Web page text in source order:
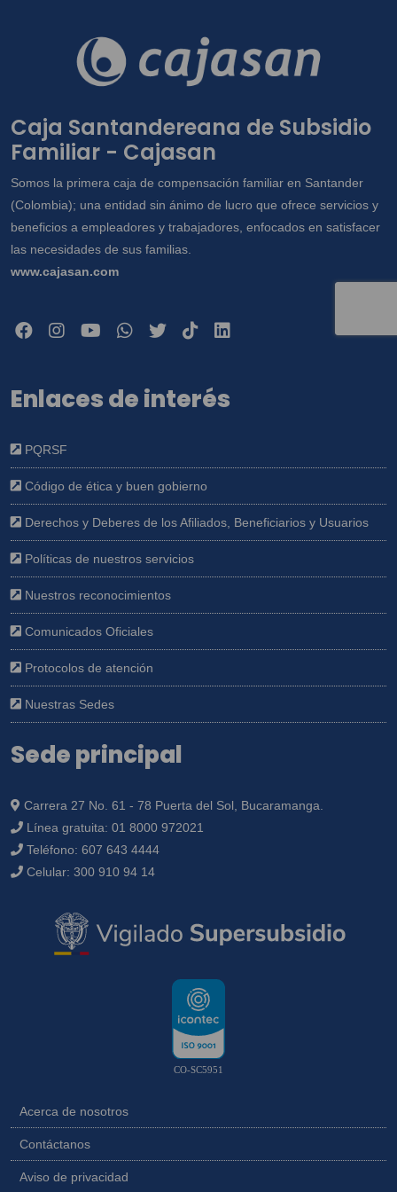
a través de los canales: llamadas
telefónicas, correos electrónicos, mensajes
SMS, mensajes de aplicación web,
general para las demás finalidades
incorporadas en la Política de Tratamientos
de la Información dispuesta en
www.cajasan.com, la cual declaro conocer
y saber que en esta se establecen cuáles
son datos sensibles. Así mismo, conozco
que como titular me asisten los derechos a
conocer, actualizar, rectificar y suprimir mis
declaro que poseo autorización, de los
SUBSIDIO FAMILIAR "CAJASAN" les dé
consignadas en la Política.
Caja Santandereana de Subsidio
Familiar - Cajasan
Somos la primera caja de compensación familiar en Santander
(Colombia); una entidad sin ánimo de lucro que ofrece servicios y
beneficios a empleadores y trabajadores, enfocados en satisfacer
las necesidades de sus familias.
www.cajasan.com
Enlaces de interés
PQRSF
Código de ética y buen gobierno
Derechos y Deberes de los Afiliados, Beneficiarios y Usuarios
Políticas de nuestros servicios
Nuestros reconocimientos
Comunicados Oficiales
Protocolos de atención
Nuestras Sedes
Sede principal
Carrera 27 No. 61 - 78 Puerta del Sol, Bucaramanga.
Línea gratuita: 01 8000 972021
Teléfono: 607 643 4444
Celular: 300 910 94 14
CO-SC5951
Acerca de nosotros
Contáctanos
Aviso de privacidad